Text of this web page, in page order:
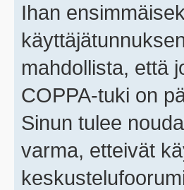
Ihan
mahdollista, että
COPPA-tuki on
Sinun tulee
varma, etteivät